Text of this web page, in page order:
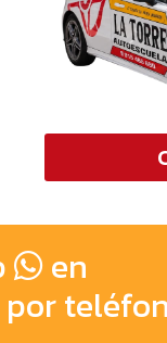
en
por